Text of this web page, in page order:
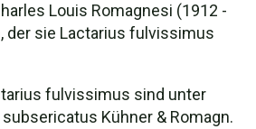
Louis Romagnesi (1912 -
der sie Lactarius fulvissimus
fulvissimus sind unter
Kühner & Romagn.